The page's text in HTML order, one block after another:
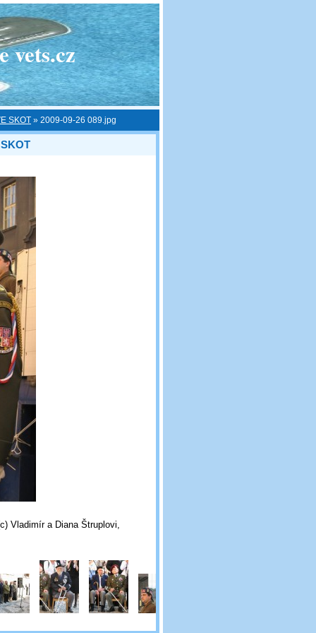
vets.cz
SKOT » 2009-09-26 089.jpg
Vladimír a Diana Štruplovi,